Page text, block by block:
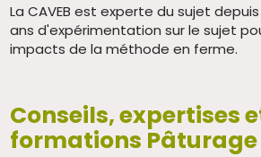
La CAVEB est experte du sujet
ans d'expérimentation sur le sujet
impacts de la méthode en ferme.
Conseils, expertises
formations Pâturage